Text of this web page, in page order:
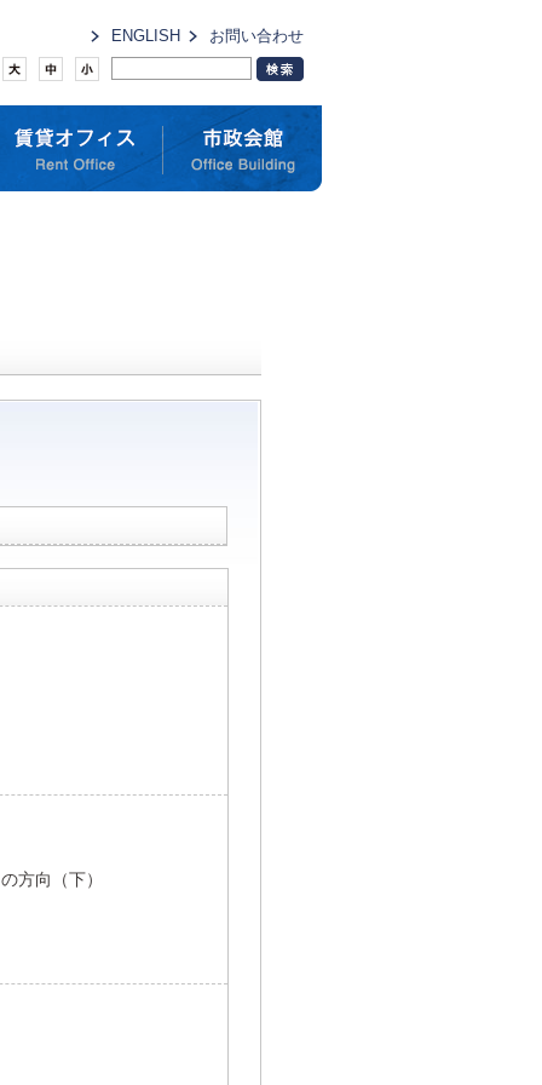
ENGLISH お問い合わせ
方向（下）